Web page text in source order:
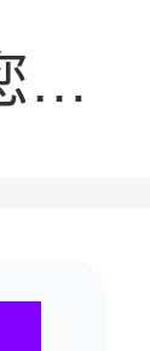
“职在名企”就业服务项目发布 助力高校毕业生精准对接国央企！